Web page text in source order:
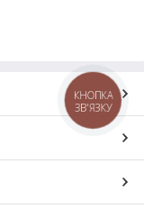
КНОПКА
ЗВ'ЯЗКУ